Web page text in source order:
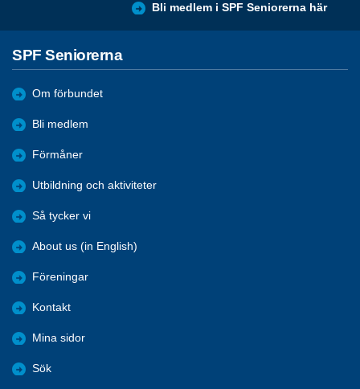
Bli medlem i SPF Seniorerna här
SPF Seniorerna
Om förbundet
Bli medlem
Förmåner
Utbildning och aktiviteter
Så tycker vi
About us (in English)
Föreningar
Kontakt
Mina sidor
Sök